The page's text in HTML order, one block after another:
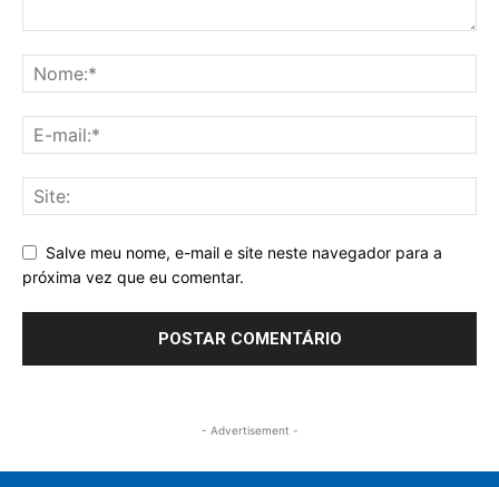
Salve meu nome, e-mail e site neste navegador para a
próxima vez que eu comentar.
- Advertisement -